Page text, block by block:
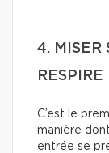
4. MISER
C’est le
manière
entrée se